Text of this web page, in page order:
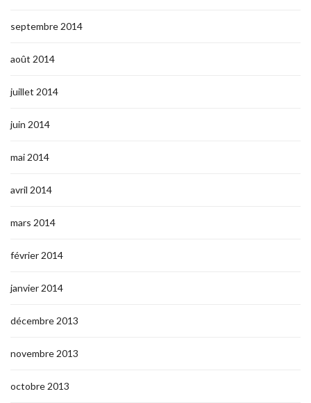
septembre 2014
août 2014
juillet 2014
juin 2014
mai 2014
avril 2014
mars 2014
février 2014
janvier 2014
décembre 2013
novembre 2013
octobre 2013